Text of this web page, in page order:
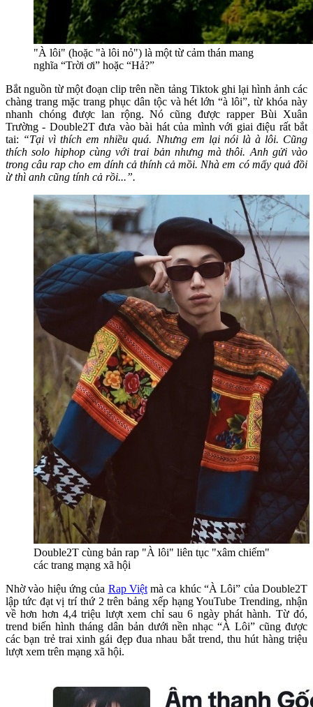
"À lôi" (hoặc "à lôi nỏ") là một từ cảm thán mang
nghĩa “Trời ơi” hoặc “Hả?”
Bắt nguồn từ một đoạn clip trên nền tảng Tiktok ghi lại hình ảnh các
chàng trang mặc trang phục dân tộc và hét lớn “à lôi”, từ khóa này
nhanh chóng được lan rộng. Nó cũng được rapper Bùi Xuân
Trường - Double2T đưa vào bài hát của mình với giai điệu rất bắt
tai: “Tại vì thích em nhiều quá. Nhưng em lại nói là à lôi. Cũng
thích solo hiphop cùng với trai bản nhưng mà thôi. Anh gửi vào
trong câu rap cho em dính cả thính cả mồi. Nhà em có mấy quả đồi
ừ thì anh cũng tính cả rồi...”.
Double2T cùng bản rap "À lôi" liên tục "xâm chiếm"
các trang mạng xã hội
Nhờ vào hiệu ứng của Rap Việtmà ca khúc “À Lôi” của Double2T
lập tức đạt vị trí thứ 2 trên bảng xếp hạng YouTube Trending, nhận
về hơn hơn 4,4 triệu lượt xem chỉ sau 6 ngày phát hành. Từ đó,
trend biến hình tháng dân bản dưới nền nhạc “À Lôi” cũng được
các bạn trẻ trai xinh gái đẹp đua nhau bắt trend, thu hút hàng triệu
lượt xem trên mạng xã hội.